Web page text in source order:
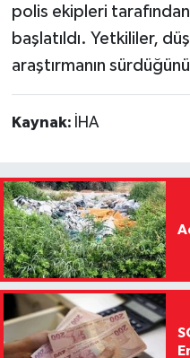
polis ekipleri
başlatıldı. Yetkililer,
araştırmanın
Kaynak: İHA